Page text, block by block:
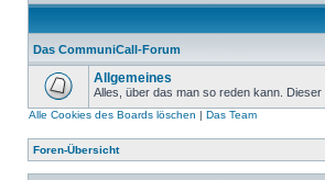
Das CommuniCall-Forum
Allgemeines
Alles, über das man so reden kann.
Alle Cookies des Boards löschen | Das Team
Foren-Übersicht